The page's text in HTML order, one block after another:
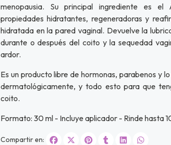
menopausia. Su principal ingrediente es el
propiedades hidratantes, regeneradoras y
hidratada en la pared vaginal. Devuelve la
durante o después del coito y la sequedad
ardor.
Es un producto libre de hormonas, parabenos y
dermatológicamente, y todo esto para que
coito.
Formato: 30 ml - Incluye aplicador - Rinde hasta
Compartir en: